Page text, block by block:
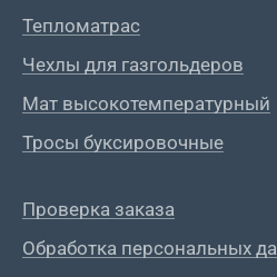
Тепломатрас
Чехлы для газгольдеров
Мат высокотемпературный
Тросы буксировочные
Проверка заказа
Обработка персональных